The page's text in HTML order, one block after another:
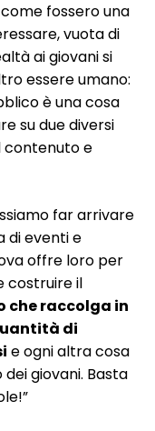
fossero una
vuota di
ai giovani si
essere umano:
è una cosa
su due diversi
contenuto e
far arrivare
di eventi e
offre loro per
costruire il
che raccolga in
di
e ogni altra cosa
giovani. Basta